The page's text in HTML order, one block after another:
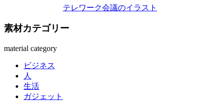
テレワーク会議のイラスト
素材カテゴリー
material category
ビジネス
人
生活
ガジェット